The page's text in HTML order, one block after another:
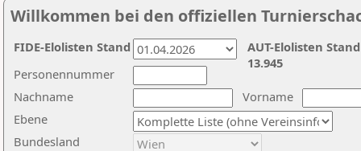
Willkommen bei den offiziellen
Nachname
Vorname
Ebene
Personennummer
Bundesland
AUT-Elolisten
13.945
FIDE-Elolisten Stand